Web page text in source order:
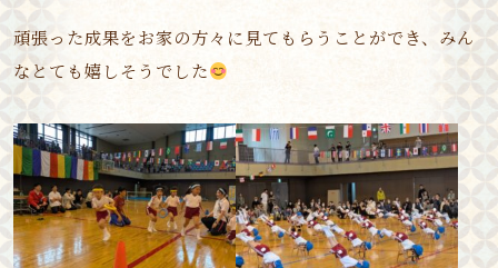
頑張った成果をお家の方々に見てもらうことができ、みん
なとても嬉しそうでした